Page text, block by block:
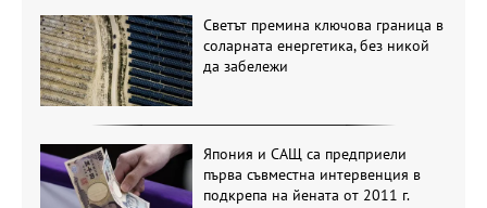
Светът премина ключова граница в
соларната енергетика, без никой
да забележи
Япония и САЩ са предприели
първа съвместна интервенция в
подкрепа на йената от 2011 г.